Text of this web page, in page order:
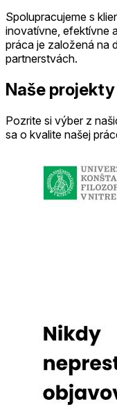
Spolupracujeme s
inovatívne, efektívne
práca je založená na
partnerstvách.
Naše projekty
Pozrite si výber z
sa o kvalite našej